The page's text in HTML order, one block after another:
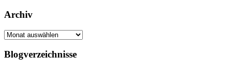
Archiv
Archiv
Blogverzeichnisse